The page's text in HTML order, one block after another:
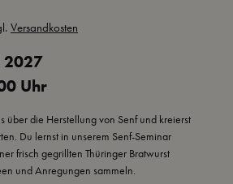
Versandkosten
2027
Uhr
über die Herstellung von Senf und kreierst
Du lernst in unserem Senf-Seminar
frisch gegrillten Thüringer Bratwurst
und Anregungen sammeln.